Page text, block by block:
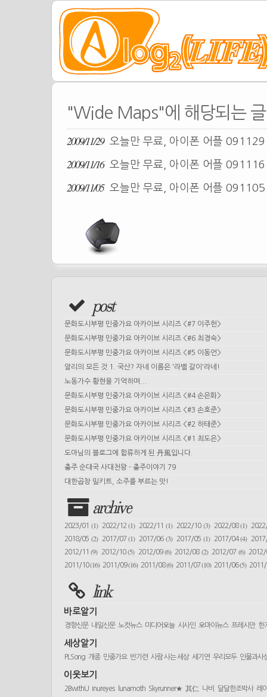
"Wide Maps"에 해당되는
2009/11/29 오늘만 무료, 아이폰 어플
2009/11/16 오늘만 무료, 아이폰 어플
2009/11/05 오늘만 무료, 아이폰 어플
post
문화도시부평 민중가요 아카이브 시리즈 <#7 이주헌>
문화도시부평 민중가요 아카이브 시리즈 <#6 최경숙>
문화도시부평 민중가요 아카이브 시리즈 <#5 이동언>
알리의 모든 것 1. 국산? 자네 이름은 '라벨 갈이'라네!
노동가수 황현을 기억하며...
문화도시부평 민중가요 아카이브 시리즈 <#4 손은화>
문화도시부평 민중가요 아카이브 시리즈 <#3 손호준>
문화도시부평 민중가요 아카이브 시리즈 <#2 하태준>
문화도시부평 민중가요 아카이브 시리즈 <#1 최도은>
도아님의 블로그에 합류하게 된 丹風입니다.
충주 순대국 사대천왕 - 충주이야기 79
대한곱창 밀키트, 소주를 부르는 맛!
archive
2023/01 (1) 2022/12(1) 2022/11(1) 2022/10 (3) 2022/08(1)
2018/05 (2) 2017/07(1) 2017/06(3) 2017/05 (1) 2017/04(4)
2012/11(9) 2012/10(5) 2012/09(6) 2012/08 (2) 2012/07 (6)
2011/10(16) 2011/09(16) 2011/08(6) 2011/07(10) 2011/06(5)
link
바로알기
경향신문 내일신문 노컷뉴스 미디어오늘 시사인 오마이뉴스 프레시안 한
세상알기
PLSong 개종 민중가요 반기련 사람 사는 세상 세기연 우리모두 인물과사
이웃보기
2BwithU inureyes lunamoth Skyrunner★ 其仁 나비 달달한조박사 레